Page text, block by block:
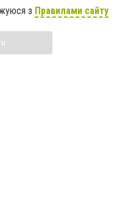
з Правилами сайту